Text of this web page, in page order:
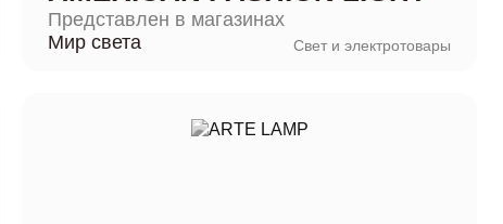
Представлен в магазинах
Мир света
Свет и электротовары